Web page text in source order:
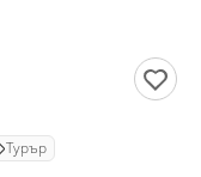
Турър